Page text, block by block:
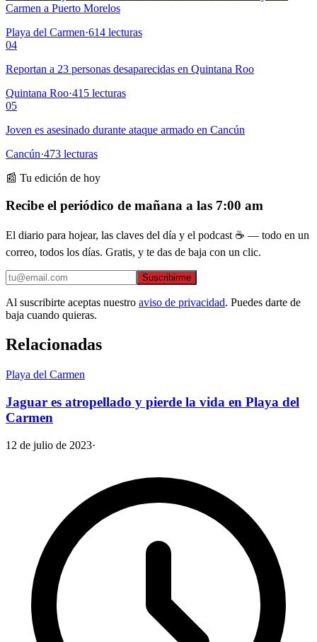
Carmen a Puerto Morelos
Playa del Carmen·614 lecturas
04
Reportan a 23 personas desaparecidas en Quintana Roo
Quintana Roo·415 lecturas
05
Joven es asesinado durante ataque armado en Cancún
Cancún·473 lecturas
📰 Tu edición de hoy
Recibe el periódico de mañana a las 7:00 am
El diario para hojear, las claves del día y el podcast ☕ — todo en un
correo, todos los días. Gratis, y te das de baja con un clic.
Suscribirme
Al suscribirte aceptas nuestro aviso de privacidad. Puedes darte de
baja cuando quieras.
Relacionadas
Playa del Carmen
Jaguar es atropellado y pierde la vida en Playa del
Carmen
12 de julio de 2023·